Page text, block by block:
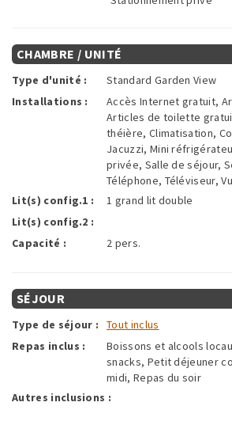
CHAMBRE / UNITÉ
Type d'unité :
Standard Garden View
Installations :
Accès Internet gratuit,
Articles de toilette
théière, Climatisation,
Jacuzzi, Mini
privée, Salle de séjour,
Téléphone, Téléviseur,
Lit(s) config.1 :
1 grand lit double
Lit(s) config.2 :
Capacité :
2 pers.
SÉJOUR
Type de séjour :
Tout inclus
Repas inclus :
Boissons et alcools
snacks, Petit déjeuner
midi, Repas du soir
Autres inclusions :